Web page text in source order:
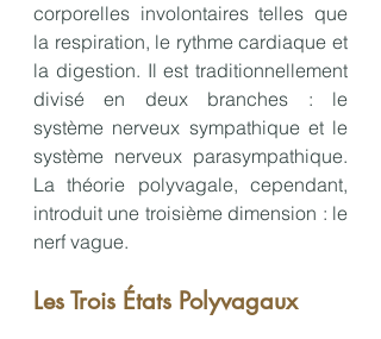
corporelles involontaires telles que
la respiration, le rythme cardiaque et
la digestion. Il est traditionnellement
divisé en deux branches : le
système nerveux sympathique et le
système nerveux parasympathique.
La théorie polyvagale, cependant,
introduit une troisième dimension : le
nerf vague.
Les Trois États Polyvagaux